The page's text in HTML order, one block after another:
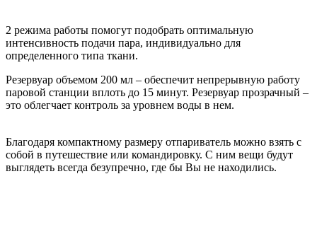
2 режима работы помогут подобрать оптимальную
интенсивность подачи пара, индивидуально для
определенного типа ткани.
Резервуар объемом 200 мл – обеспечит непрерывную работу
паровой станции вплоть до 15 минут. Резервуар прозрачный –
это облегчает контроль за уровнем воды в нем.
Благодаря компактному размеру отпариватель можно взять с
собой в путешествие или командировку. С ним вещи будут
выглядеть всегда безупречно, где бы Вы не находились.